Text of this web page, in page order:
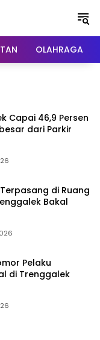
OLAHRAGA
Capai 46,9 Persen
dari Parkir
di Ruang
Bakal
Pelaku
di Trenggalek